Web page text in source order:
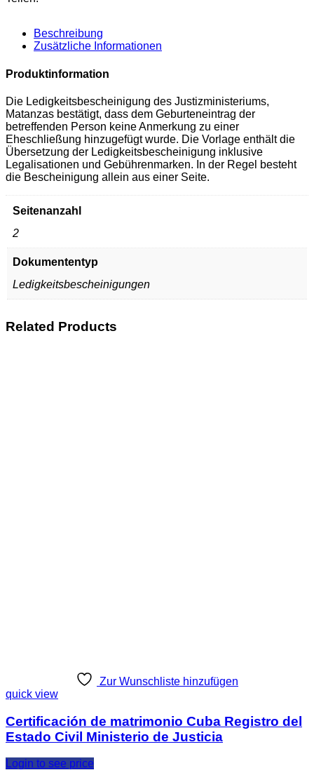
Beschreibung
Zusätzliche Informationen
Produktinformation
Die Ledigkeitsbescheinigung des Justizministeriums,
Matanzas bestätigt, dass dem Geburteneintrag der
betreffenden Person keine Anmerkung zu einer
Eheschließung hinzugefügt wurde. Die Vorlage enthält die
Übersetzung der Ledigkeitsbescheinigung inklusive
Legalisationen und Gebührenmarken. In der Regel besteht
die Bescheinigung allein aus einer Seite.
Seitenanzahl
2
Dokumententyp
Ledigkeitsbescheinigungen
Related Products
Zur Wunschliste hinzufügen
quick view
Certificación de matrimonio Cuba Registro del
Estado Civil Ministerio de Justicia
Login to see price